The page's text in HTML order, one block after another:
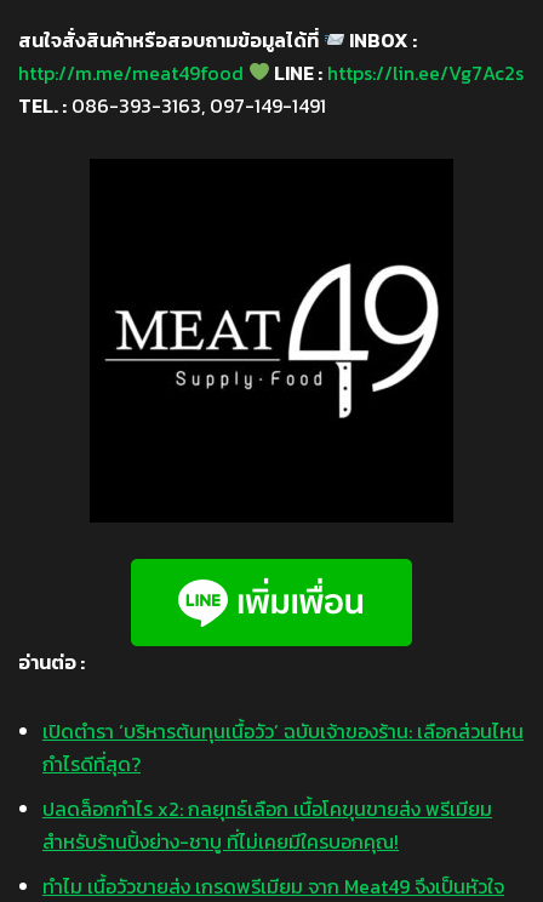
สนใจสั่งสินค้าหรือสอบถามข้อมูลได้ที่
INBOX :
http://m.me/meat49food
LINE : https://lin.ee/Vg7Ac2s
TEL. : 086-393-3163, 097-149-1491
อ่านต่อ :
เปิดตำรา ‘บริหารต้นทุนเนื้อวัว’ ฉบับเจ้าของร้าน: เลือกส่วนไหน
กำไรดีที่สุด?
ปลดล็อกกำไร x2: กลยุทธ์เลือก เนื้อโคขุนขายส่ง พรีเมียม
สำหรับร้านปิ้งย่าง-ชาบู ที่ไม่เคยมีใครบอกคุณ!
ทำไม เนื้อวัวขายส่ง เกรดพรีเมียม จาก Meat49 จึงเป็นหัวใจ